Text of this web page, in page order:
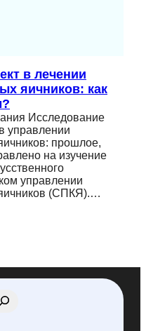
в лечении
яичников: как
Исследование
управлении
прошлое,
на изучение
управлении
(СПКЯ).…